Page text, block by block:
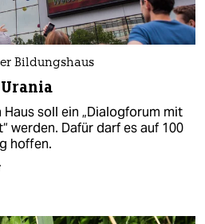
Bildungshaus
soll ein „Dialogforum mit
werden. Dafür darf es auf 100
hoffen.